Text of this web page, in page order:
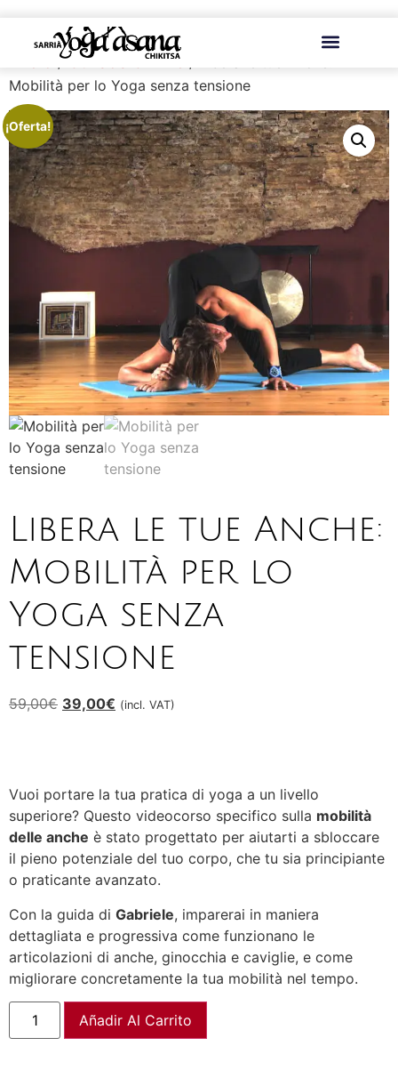
/Cursos Online
Mobilità per lo Yoga senza tensione
¡Oferta!
Libera le tue Anche:
Mobilità per lo
Yoga senza
tensione
59,00€ 39,00€ (incl. VAT)
Vuoi portare la tua pratica di yoga a un livello
superiore? Questo videocorso specifico sulla mobilità
delle anche è stato progettato per aiutarti a sbloccare
il pieno potenziale del tuo corpo, che tu sia principiante
o praticante avanzato.
Con la guida di Gabriele, imparerai in maniera
dettagliata e progressiva come funzionano le
articolazioni di anche, ginocchia e caviglie, e come
migliorare concretamente la tua mobilità nel tempo.
Añadir Al Carrito